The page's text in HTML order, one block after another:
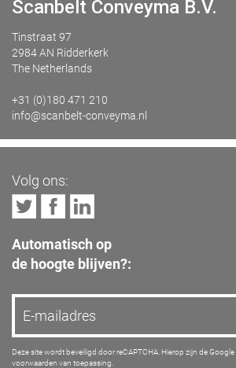
Scanbelt Conveyma B.V.
Tinstraat 97
2984 AN Ridderkerk
The Netherlands
+31 (0)180 471 210
info@scanbelt-conveyma.nl
Volg ons:
Automatisch op
de hoogte blijven?:
Deze site wordt beveiligd door reCAPTCHA. Hierop zijn de Google
voorwaarden van toepassing.